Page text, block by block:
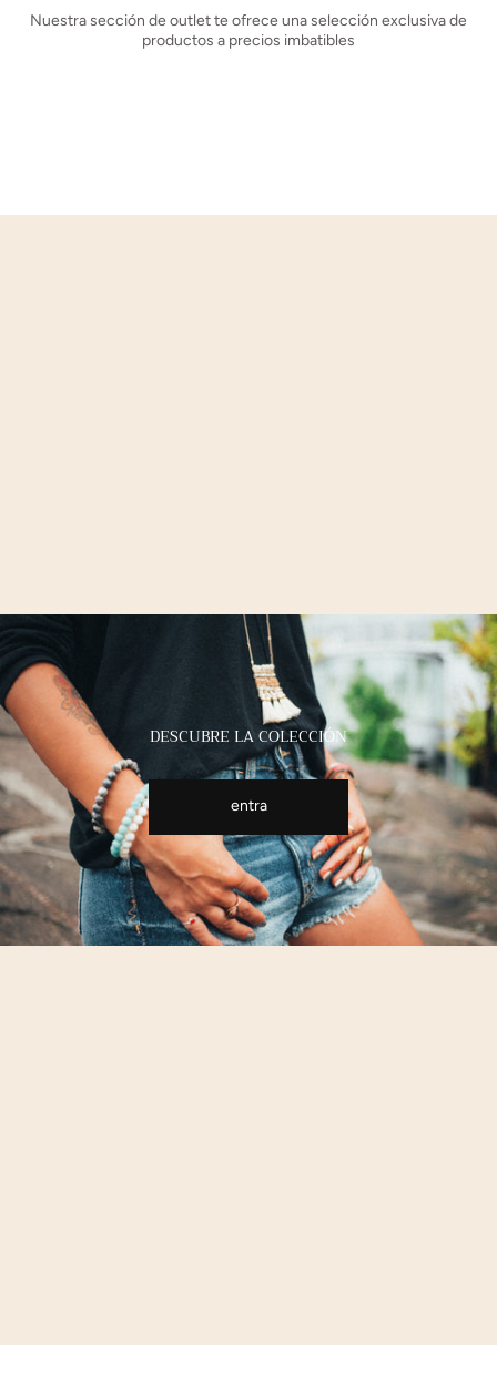
Nuestra sección de outlet te ofrece una selección exclusiva de
productos a precios imbatibles
DESCUBRE LA COLECCIÓN
entra